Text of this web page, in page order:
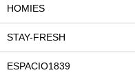
HOMIES
STAY-FRESH
ESPACIO1839